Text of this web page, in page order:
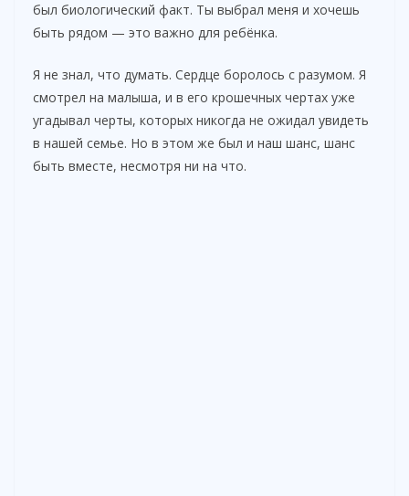
был биологический факт. Ты выбрал меня и хочешь
быть рядом — это важно для ребёнка.
Я не знал, что думать. Сердце боролось с разумом. Я
смотрел на малыша, и в его крошечных чертах уже
угадывал черты, которых никогда не ожидал увидеть
в нашей семье. Но в этом же был и наш шанс, шанс
быть вместе, несмотря ни на что.